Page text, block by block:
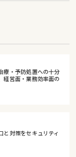
療・予防処置への十分
経営面・業務効率面の
と対策をセキュリティ